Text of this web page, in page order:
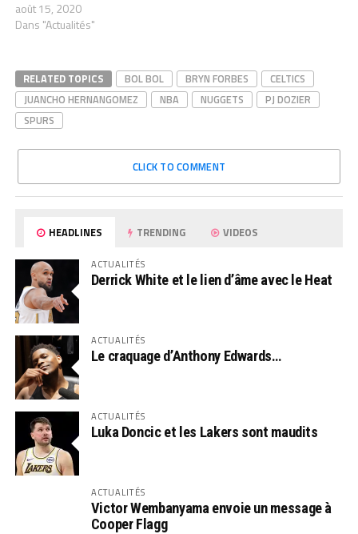
août 15, 2020
Dans "Actualités"
RELATED TOPICS BOL BOL BRYN FORBES
CELTICS
JUANCHO HERNANGOMEZ
NBA NUGGETS
PJ DOZIER
SPURS
CLICK TO COMMENT
HEADLINES TRENDING VIDEOS
ACTUALITÉS
Derrick White et le lien d’âme avec le Heat
ACTUALITÉS
Le craquage d’Anthony Edwards…
ACTUALITÉS
Luka Doncic et les Lakers sont maudits
ACTUALITÉS
Victor Wembanyama envoie un message à
Cooper Flagg